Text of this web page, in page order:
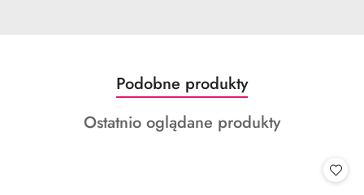
Pomiń karuzelę produktów
Produkty
o
statusie:
Podobne produkty
Produkty
Ostatnio oglądane produkty